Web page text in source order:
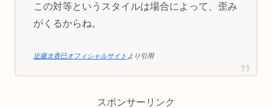
この対等というスタイルは場合によって、歪み
がくるからね。
近藤太香巳オフィシャルサイト より引用
スポンサーリンク